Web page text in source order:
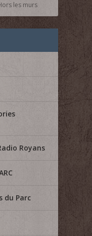
les murs
Royans
du Parc